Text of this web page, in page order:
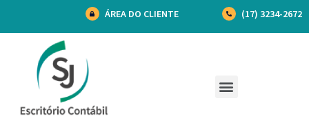
ÁREA DO CLIENTE (17) 3234-2672